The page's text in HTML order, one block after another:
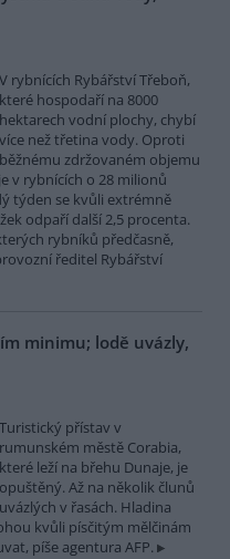
V rybnících Rybářství Třeboň,
které hospodaří na 8000
hektarech vodní plochy, chybí
více než třetina vody. Oproti
běžnému zdržovaném objemu
v rybnících o 28 milionů
týden se kvůli extrémně
odpaří další 2,5 procenta.
rybníků předčasně,
ředitel Rybářství
minimu; lodě uvázly,
Turistický přístav v
rumunském městě Corabia,
které leží na břehu Dunaje, je
opuštěný. Až na několik člunů
uvázlých v řasách. Hladina
kvůli písčitým mělčinám
píše agentura AFP.